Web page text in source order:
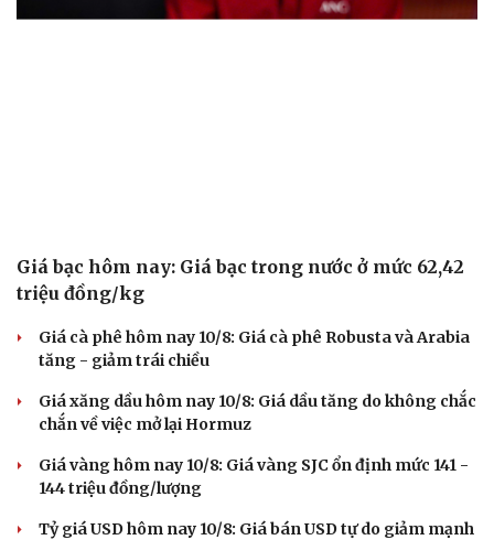
Giá bạc hôm nay: Giá bạc trong nước ở mức 62,42
triệu đồng/kg
Giá cà phê hôm nay 10/8: Giá cà phê Robusta và Arabia
tăng - giảm trái chiều
Giá xăng dầu hôm nay 10/8: Giá dầu tăng do không chắc
chắn về việc mở lại Hormuz
Giá vàng hôm nay 10/8: Giá vàng SJC ổn định mức 141 -
144 triệu đồng/lượng
Tỷ giá USD hôm nay 10/8: Giá bán USD tự do giảm mạnh